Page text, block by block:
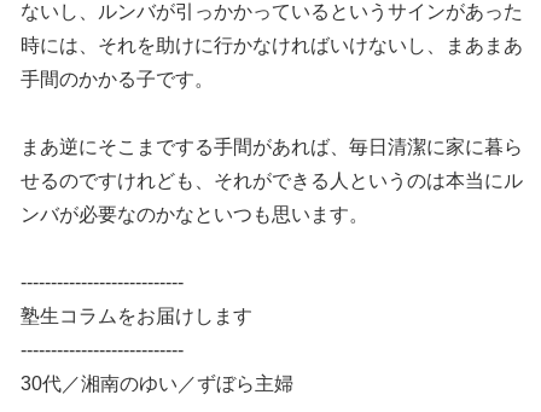
ないし、ルンバが引っかかっているというサインがあった
時には、それを助けに行かなければいけないし、まあまあ
手間のかかる子です。
まあ逆にそこまでする手間があれば、毎日清潔に家に暮ら
せるのですけれども、それができる人というのは本当にル
ンバが必要なのかなといつも思います。
---------------------------
塾生コラムをお届けします
---------------------------
30代／湘南のゆい／ずぼら主婦